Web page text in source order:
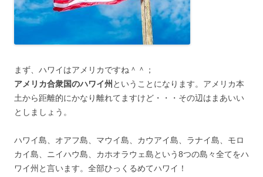
まず、ハワイはアメリカですね＾＾；
アメリカ合衆国のハワイ州 ということになります。アメリカ本
土から距離的にかなり離れてますけど・・・その辺はまあいい
としましょう。
ハワイ島、オアフ島、マウイ島、カウアイ島、ラナイ島、モロ
カイ島、ニイハウ島、カホオラウェ島という8つの島々全てをハ
ワイ州と言います。全部ひっくるめてハワイ！